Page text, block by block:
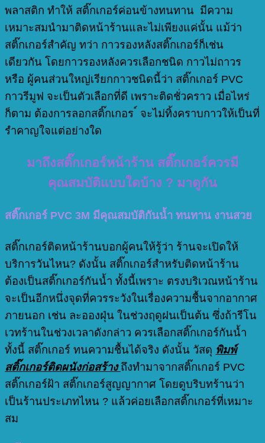
พลาสติก ทำให้ สติ๊กเกอร์ค่อนข้างทนทาน มีความ
เหมาะสมนำมาติดหน้าร้านและไม่เพียงแค่นั้น แม้ว่า
สติ๊กเกอร์สำคัญ ทว่า กาวรองหลังสติ๊กเกอร์ก็เช่น
เดียวกัน โดยกาวรองหลังควรเลือกชนิด กาวไม่ถาวร
หรือ ผู้คนส่วนใหญ่เรียกกาวชนิดนี้ว่า สติ๊กเกอร์ PVC
กาวรีมูฟ จะเป็นตัวเลือกที่ดี เพราะติดชั่วคราว เมื่อไหร่
ก็ตาม ต้องการลอกสติ๊กเกอร ์ จะไม่ทิ้งคราบกาวให้เป็นที่
รำคาญใจแต่อย่างใด
มาถึงสติ๊กเกอร์หน้าร้าน สติ๊กเกอร์ควรมี
คุณสมบัติแบบใดบ้าง ? มาดูกัน
สติ๊กเกอร์ PVC 3M มีคุณสมบัติกันน้ำ ทนทาน งานสวย
สติ๊กเกอร์ติดหน้าร้านบอกผู้คนให้รู้ว่า ร้านจะเปิดให้
บริการวันไหน? ดังนั้น สติ๊กเกอร์สำหรับติดหน้าร้าน
ต้องเป็นสติ๊กเกอร์กันน้ำ ทั้งนี้เพราะ ตรงบริเวณหน้าร้าน
จะเป็นอีกหนึ่งจุดที่ควรระวังในเรื่องความชื้นจากอากาศ
ภายนอก เช่น ละอองฝุ่น ในช่วงฤดูฝนเป็นต้น ซึ่งถ้ารีโน
เวทร้านในช่วงเวลาดังกล่าว ควรเลือกสติ๊กเกอร์กันน้ำ
ทั้งนี้ สติ๊กเกอร์ ทนความชื้นได้จริง ดังนั้น วัสดุ พิมพ์
สติ๊กเกอร์ติดผนังก่อสร้างถึงทำมาจากสติ๊กเกอร์ PVC
สติ๊กเกอร์ฝ้า สติ๊กเกอร์สูญญากาศ โดยดูบริบทร้านว่า
เป็นร้านประเภทไหน ? แล้วค่อยเลือกสติ๊กเกอร์ที่เหมาะ
สม